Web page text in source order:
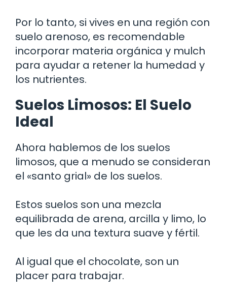
Por lo tanto, si vives en una región con
suelo arenoso, es recomendable
incorporar materia orgánica y mulch
para ayudar a retener la humedad y
los nutrientes.
Suelos Limosos: El Suelo
Ideal
Ahora hablemos de los suelos
limosos, que a menudo se consideran
el «santo grial» de los suelos.
Estos suelos son una mezcla
equilibrada de arena, arcilla y limo, lo
que les da una textura suave y fértil.
Al igual que el chocolate, son un
placer para trabajar.